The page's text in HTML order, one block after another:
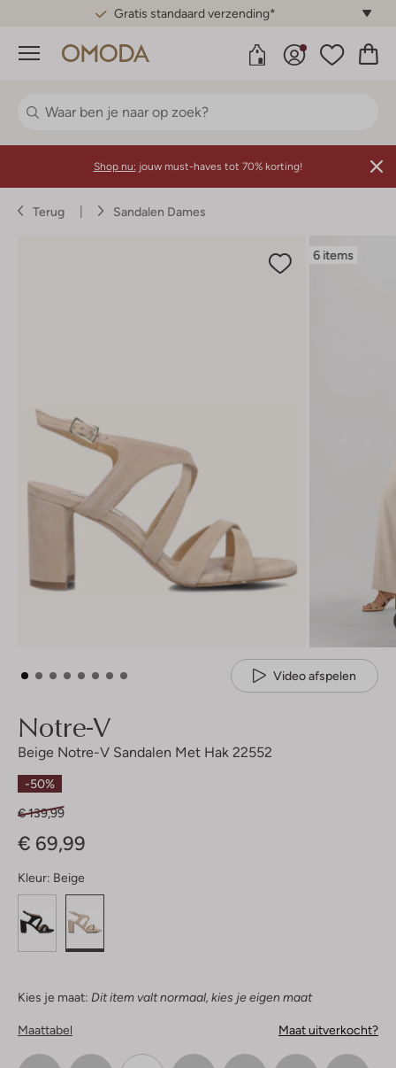
Gratis standaard verzending*
Menu
Shop nu: jouw must-haves tot 70% korting!
Terug Sandalen Dames
6 items
Video afspelen
Notre-V
Beige Notre-V Sandalen Met Hak 22552
-50%
€ 139,99
€ 69,99
Kleur: Beige
Kies je maat: Dit item valt normaal, kies je eigen maat
Maattabel Maat uitverkocht?